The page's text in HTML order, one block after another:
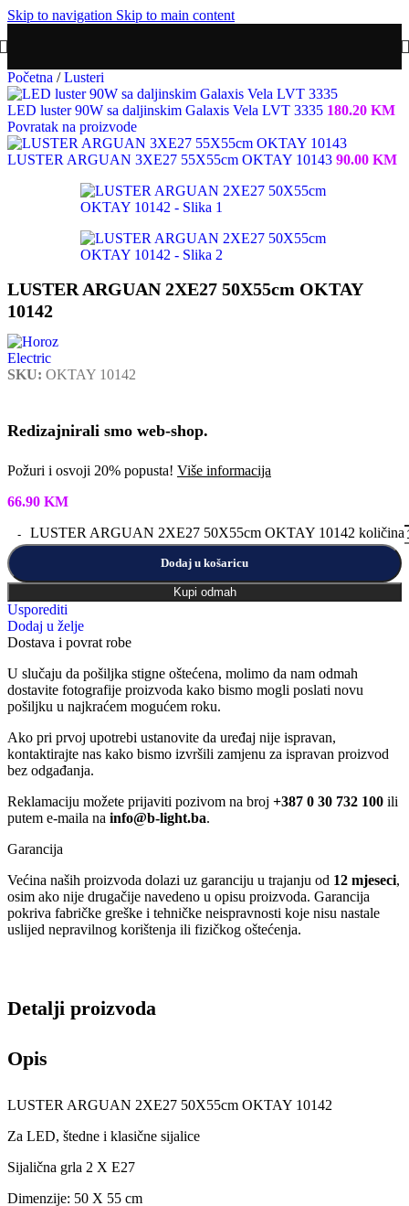
Skip to navigation Skip to main content
Početna / Lusteri
LED luster 90W sa daljinskim Galaxis Vela LVT 3335 180.20 KM
Povratak na proizvode
LUSTER ARGUAN 3XE27 55X55cm OKTAY 10143 90.00 KM
LUSTER ARGUAN 2XE27 50X55cm OKTAY
10142
SKU: OKTAY 10142
Redizajnirali smo web-shop.
Požuri i osvoji 20% popusta! Više informacija
66.90 KM
LUSTER ARGUAN 2XE27 50X55cm OKTAY 10142 količina
Dodaj u košaricu
Kupi odmah
Usporediti
Dodaj u želje
Dostava i povrat robe
U slučaju da pošiljka stigne oštećena, molimo da nam odmah
dostavite fotografije proizvoda kako bismo mogli poslati novu
pošiljku u najkraćem mogućem roku.
Ako pri prvoj upotrebi ustanovite da uređaj nije ispravan,
kontaktirajte nas kako bismo izvršili zamjenu za ispravan proizvod
bez odgađanja.
Reklamaciju možete prijaviti pozivom na broj +387 0 30 732 100 ili
putem e-maila na info@b-light.ba.
Garancija
Većina naših proizvoda dolazi uz garanciju u trajanju od 12 mjeseci,
osim ako nije drugačije navedeno u opisu proizvoda. Garancija
pokriva fabričke greške i tehničke neispravnosti koje nisu nastale
uslijed nepravilnog korištenja ili fizičkog oštećenja.
Detalji proizvoda
Opis
LUSTER ARGUAN 2XE27 50X55cm OKTAY 10142
Za LED, štedne i klasične sijalice
Sijalična grla 2 X E27
Dimenzije: 50 X 55 cm